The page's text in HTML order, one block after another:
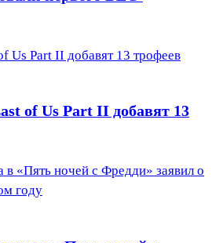
Us Part II добавят 13 трофеев
of Us Part II добавят 13
«Пять ночей с Фредди» заявил о
году